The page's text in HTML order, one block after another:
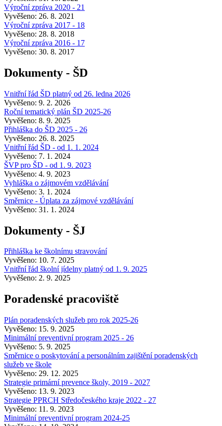
Výroční zpráva 2020 - 21
Vyvěšeno: 26. 8. 2021
Výroční zpráva 2017 - 18
Vyvěšeno: 28. 8. 2018
Výroční zpráva 2016 - 17
Vyvěšeno: 30. 8. 2017
Dokumenty - ŠD
Vnitřní řád ŠD platný od 26. ledna 2026
Vyvěšeno: 9. 2. 2026
Roční tematický plán ŠD 2025-26
Vyvěšeno: 8. 9. 2025
Přihláška do ŠD 2025 - 26
Vyvěšeno: 26. 8. 2025
Vnitřní řád ŠD - od 1. 1. 2024
Vyvěšeno: 7. 1. 2024
ŠVP pro ŠD - od 1. 9. 2023
Vyvěšeno: 4. 9. 2023
Vyhláška o zájmovém vzdělávání
Vyvěšeno: 3. 1. 2024
Směrnice - Úplata za zájmové vzdělávání
Vyvěšeno: 31. 1. 2024
Dokumenty - ŠJ
Přihláška ke školnímu stravování
Vyvěšeno: 10. 7. 2025
Vnitřní řád školní jídelny platný od 1. 9. 2025
Vyvěšeno: 2. 9. 2025
Poradenské pracoviště
Plán poradenských služeb pro rok 2025-26
Vyvěšeno: 15. 9. 2025
Minimální preventivní program 2025 - 26
Vyvěšeno: 5. 9. 2025
Směrnice o poskytování a personálním zajištění poradenských
služeb ve škole
Vyvěšeno: 29. 12. 2025
Strategie primární prevence školy, 2019 - 2027
Vyvěšeno: 13. 9. 2023
Strategie PPRCH Středočeského kraje 2022 - 27
Vyvěšeno: 11. 9. 2023
Minimální preventivní program 2024-25